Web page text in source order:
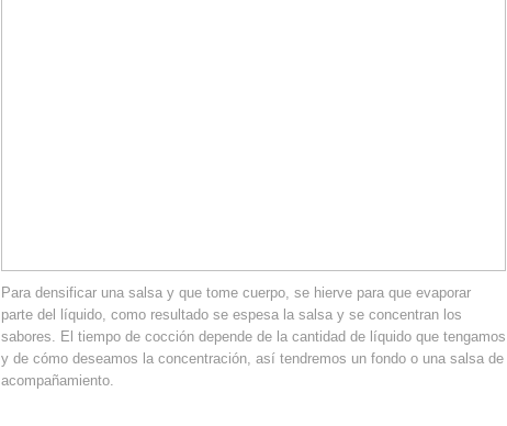
Para densificar una salsa y que tome cuerpo, se hierve para que evaporar
parte del líquido, como resultado se espesa la salsa y se concentran los
sabores. El tiempo de cocción depende de la cantidad de líquido que tengamos
y de cómo deseamos la concentración, así tendremos un fondo o una salsa de
acompañamiento.